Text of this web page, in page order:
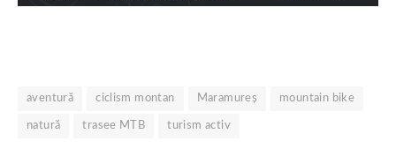
aventură ciclism montan Maramureș mountain bike
natură trasee MTB turism activ